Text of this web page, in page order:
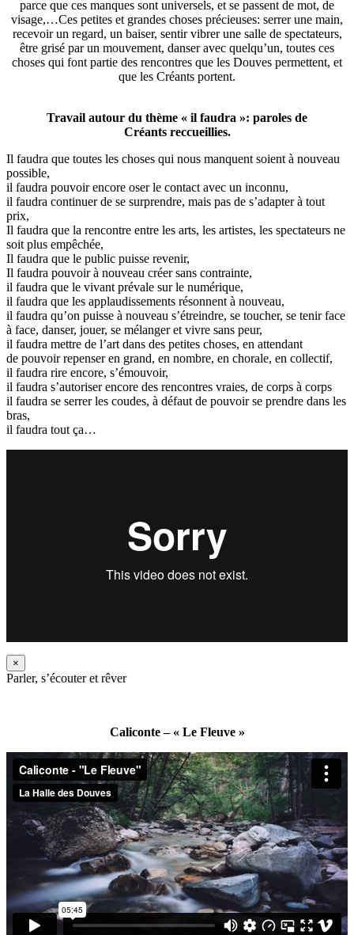
parce que ces manques sont universels, et se passent de mot, de
visage,…Ces petites et grandes choses précieuses: serrer une main,
recevoir un regard, un baiser, sentir vibrer une salle de spectateurs,
être grisé par un mouvement, danser avec quelqu’un, toutes ces
choses qui font partie des rencontres que les Douves permettent, et
que les Créants portent.
Travail autour du thème « il faudra »: paroles de
Créants reccueillies.
Il faudra que toutes les choses qui nous manquent soient à nouveau
possible,
il faudra pouvoir encore oser le contact avec un inconnu,
il faudra continuer de se surprendre, mais pas de s’adapter à tout
prix,
Il faudra que la rencontre entre les arts, les artistes, les spectateurs ne
soit plus empêchée,
Il faudra que le public puisse revenir,
Il faudra pouvoir à nouveau créer sans contrainte,
il faudra que le vivant prévale sur le numérique,
il faudra que les applaudissements résonnent à nouveau,
il faudra qu’on puisse à nouveau s’étreindre, se toucher, se tenir face
à face, danser, jouer, se mélanger et vivre sans peur,
il faudra mettre de l’art dans des petites choses, en attendant
de pouvoir repenser en grand, en nombre, en chorale, en collectif,
il faudra rire encore, s’émouvoir,
il faudra s’autoriser encore des rencontres vraies, de corps à corps
il faudra se serrer les coudes, à défaut de pouvoir se prendre dans les
bras,
il faudra tout ça…
×
Parler, s’écouter et rêver
Caliconte – « Le Fleuve »